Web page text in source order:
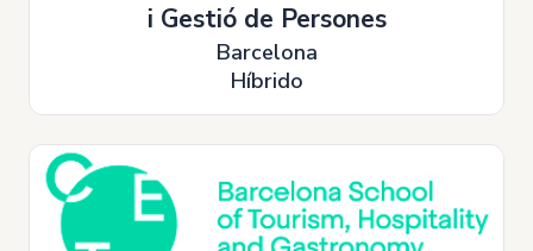
i Gestió de Persones
Barcelona
Híbrido